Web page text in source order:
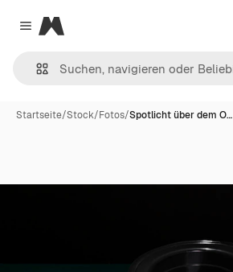
Close menu
Magnific
Startseite/Stock/Fotos/Spotlicht über dem O…